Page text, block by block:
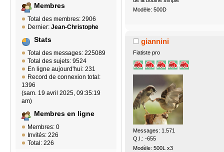
Membres
Total des membres: 2906
Dernier: Jean-Christophe
Stats
Total des messages: 225089
Total des sujets: 9524
En ligne aujourd'hui: 231
Record de connexion total:
1396
(sam. 19 avril 2025, 09:35:19
am)
Membres en ligne
Membres: 0
Invités: 226
Total: 226
Modèle: 500D
giannini
Fiatiste pro
Messages: 1.571
Q.I.: -655
Modèle: 500L x3